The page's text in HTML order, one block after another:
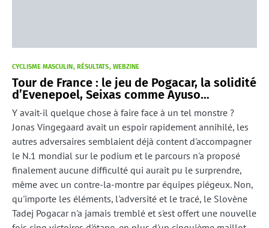
CYCLISME MASCULIN RÉSULTATS WEBZINE
Tour de France : le jeu de Pogacar, la solidité
d’Evenepoel, Seixas comme Ayuso…
Y avait-il quelque chose à faire face à un tel monstre ?
Jonas Vingegaard avait un espoir rapidement annihilé, les
autres adversaires semblaient déjà content d'accompagner
le N.1 mondial sur le podium et le parcours n'a proposé
finalement aucune difficulté qui aurait pu le surprendre,
même avec un contre-la-montre par équipes piégeux. Non,
qu'importe les éléments, l'adversité et le tracé, le Slovène
Tadej Pogacar n'a jamais tremblé et s'est offert une nouvelle